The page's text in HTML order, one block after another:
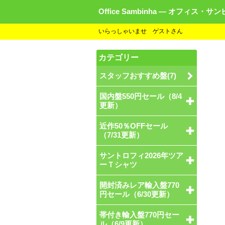
Office Sambinha ― オフィス・サン
いらっしゃいませ ゲストさん
カテゴリー
スタッフおすすめ盤(7)
国内盤550円セール（8/4
更新）
近作50％OFFセール
（7/31更新）
サントロフィ2026年ツア
ーＴシャツ
開封済みレア輸入盤770
円セール（6/30更新）
帯付き輸入盤770円セー